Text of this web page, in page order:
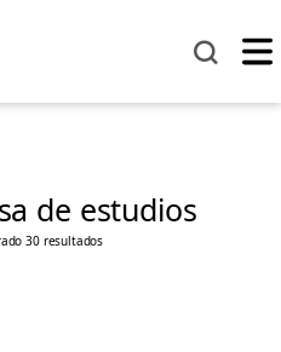
de estudios
30 resultados